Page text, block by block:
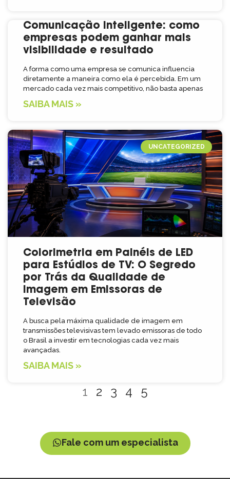
Comunicação inteligente: como
empresas podem ganhar mais
visibilidade e resultado
A forma como uma empresa se comunica influencia
diretamente a maneira como ela é percebida. Em um
mercado cada vez mais competitivo, não basta apenas
SAIBA MAIS »
UNCATEGORIZED
Colorimetria em Painéis de LED
para Estúdios de TV: O Segredo
por Trás da Qualidade de
Imagem em Emissoras de
Televisão
A busca pela máxima qualidade de imagem em
transmissões televisivas tem levado emissoras de todo
o Brasil a investir em tecnologias cada vez mais
avançadas.
SAIBA MAIS »
1 2 3 4 5
Fale com um especialista